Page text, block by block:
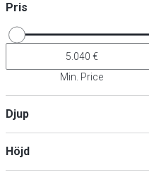
Pris
Min. Price
Djup
Höjd